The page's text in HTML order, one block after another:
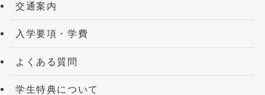
交通案内
入学要項・学費
よくある質問
学生特典について